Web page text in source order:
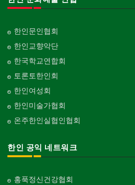
한인문인협회
한인교향악단
한국학교연합회
토론토한인회
한인여성회
한인미술가협회
온주한인실협인협회
한인 공익 네트워크
홍푹정신건강협회